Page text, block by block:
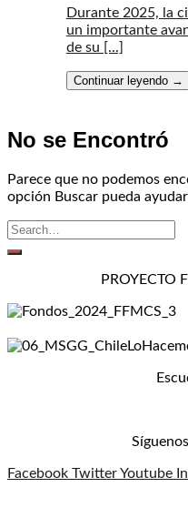
Durante 2025, la
un importante
de su [...]
Continuar leyendo →
No se Encontró
Parece que no podemos
opción Buscar pueda
PROYECTO
Facebook TwitterYoutube